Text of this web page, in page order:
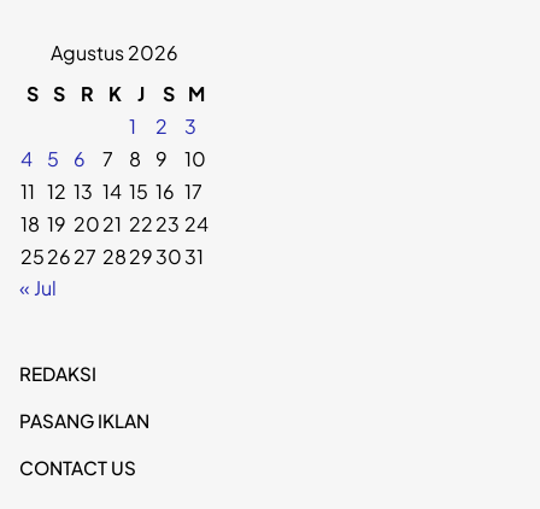
Agustus 2026
S S R K J S M
1
2
3
4
5 6 7 8 9
10
11 12 13 14 15 16 17
18 19 2021 2223 24
252627 28293031
« Jul
REDAKSI
PASANG IKLAN
CONTACT US